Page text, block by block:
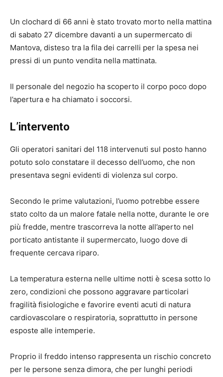
Un clochard di 66 anni è stato trovato morto nella mattina
di sabato 27 dicembre davanti a un supermercato di
Mantova, disteso tra la fila dei carrelli per la spesa nei
pressi di un punto vendita nella mattinata.
Il personale del negozio ha scoperto il corpo poco dopo
l’apertura e ha chiamato i soccorsi.
L’intervento
Gli operatori sanitari del 118 intervenuti sul posto hanno
potuto solo constatare il decesso dell’uomo, che non
presentava segni evidenti di violenza sul corpo.
Secondo le prime valutazioni, l’uomo potrebbe essere
stato colto da un malore fatale nella notte, durante le ore
più fredde, mentre trascorreva la notte all’aperto nel
porticato antistante il supermercato, luogo dove di
frequente cercava riparo.
La temperatura esterna nelle ultime notti è scesa sotto lo
zero, condizioni che possono aggravare particolari
fragilità fisiologiche e favorire eventi acuti di natura
cardiovascolare o respiratoria, soprattutto in persone
esposte alle intemperie.
Proprio il freddo intenso rappresenta un rischio concreto
per le persone senza dimora, che per lunghi periodi